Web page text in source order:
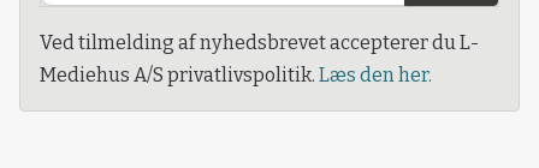
Ved tilmelding af nyhedsbrevet accepterer du L-
Mediehus A/S privatlivspolitik. Læs den her.